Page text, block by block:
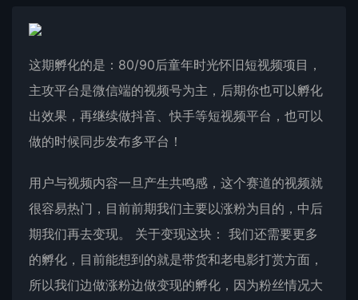
这期孵化的是：80/90后童年时光怀旧短视频项目，
主攻平台是微信端的视频号为主，后期你也可以孵化
出效果，再继续做抖音、快手等短视频平台，也可以
做的时候同步发布多平台！
用户与视频内容一旦产生共鸣感，这个赛道的视频就
很容易热门，目前前期我们主要以涨粉为目的，中后
期我们再去变现。 关于变现这块： 我们还需要更多
的孵化，目前能想到的就是带货和老电影打赏方面，
所以我们边做涨粉边做变现的孵化，因为粉丝情况大